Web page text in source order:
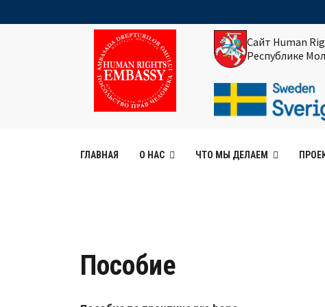
Сайт Human
Республике
ГЛАВНАЯ О НАС ЧТО МЫ ДЕЛАЕМ
Пособие